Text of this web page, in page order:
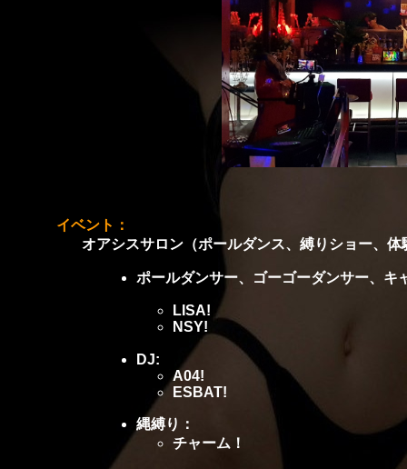
イベント：
オアシスサロン（ポールダンス、縛りショー、体験
ポールダンサー、ゴーゴーダンサー、キ
LISA!
NSY!
DJ:
A04!
ESBAT!
縄縛り：
チャーム！